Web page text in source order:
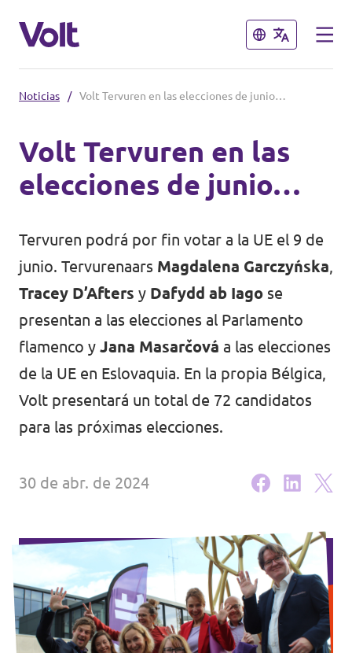
Cerrar
Español
Volt België
Volt België
Cerrar
Políticas
Sobre Volt
Personas
Noticias
Agenda
Homepagina
Noticias / Volt Tervuren en las elecciones de junio…
Volt Tervuren en las
elecciones de junio…
Tervuren podrá por fin votar a la UE el 9 de
junio. Tervurenaars Magdalena Garczyńska,
Tracey D’Afters y Dafydd ab Iago se
presentan a las elecciones al Parlamento
flamenco y Jana Masarčová a las elecciones
de la UE en Eslovaquia. En la propia Bélgica,
Volt presentará un total de 72 candidatos
para las próximas elecciones.
30 de abr. de 2024